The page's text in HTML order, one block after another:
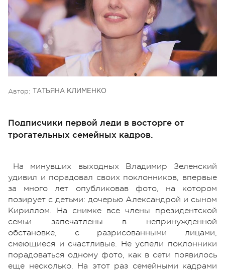
Автор: ТАТЬЯНА КЛИМЕНКО
Подписчики первой леди в восторге от
трогательных семейных кадров.
На минувших выходных Владимир Зеленский
удивил и порадовал своих поклонников, впервые
за много лет опубликовав фото, на котором
позирует с детьми: дочерью Александрой и сыном
Кириллом. На снимке все члены президентской
семьи запечатлены в непринужденной
обстановке, с разрисованными лицами,
смеющиеся и счастливые. Не успели поклонники
порадоваться одному фото, как в сети появилось
еще несколько. На этот раз семейными кадрами